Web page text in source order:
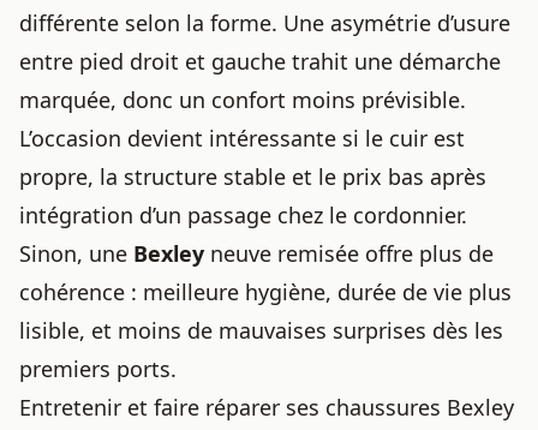
différente selon la forme. Une asymétrie d’usure
entre pied droit et gauche trahit une démarche
marquée, donc un confort moins prévisible.
L’occasion devient intéressante si le cuir est
propre, la structure stable et le prix bas après
intégration d’un passage chez le cordonnier.
Sinon, une Bexley neuve remisée offre plus de
cohérence : meilleure hygiène, durée de vie plus
lisible, et moins de mauvaises surprises dès les
premiers ports.
Entretenir et faire réparer ses chaussures Bexley